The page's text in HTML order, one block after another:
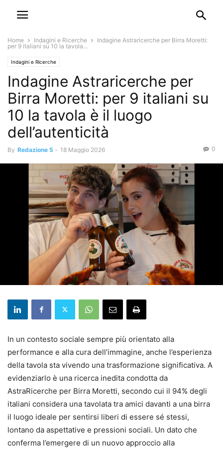
Home Indagini e Ricerche
Indagine Astraricerche per Birra Moretti:
per 9 italiani su 10 la tavola...
Indagini e Ricerche
Indagine Astraricerche per
Birra Moretti: per 9 italiani su
10 la tavola è il luogo
dell’autenticità
By Redazione 5 - 18 Maggio 2026 0
In un contesto sociale sempre più orientato alla
performance e alla cura dell’immagine, anche l’esperienza
della tavola sta vivendo una trasformazione significativa. A
evidenziarlo è una ricerca inedita condotta da
AstraRicerche per Birra Moretti, secondo cui il 94% degli
italiani considera una tavolata tra amici davanti a una birra
il luogo ideale per sentirsi liberi di essere sé stessi,
lontano da aspettative e pressioni sociali. Un dato che
conferma l’emergere di un nuovo approccio alla